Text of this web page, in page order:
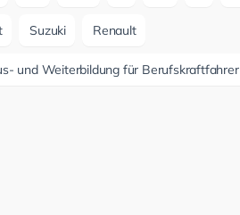
Suzuki Renault
und Weiterbildung für Berufskraftfahrer